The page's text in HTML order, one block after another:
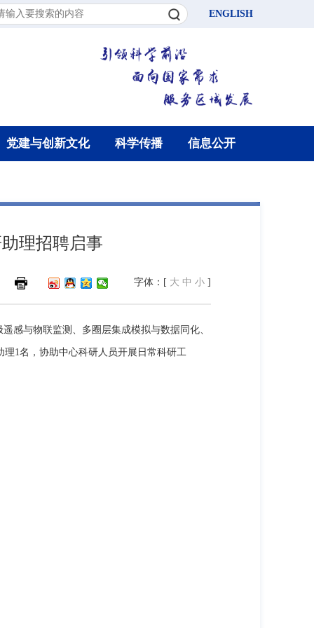
ENGLISH
党建与创新文化 科学传播 信息公开
理招聘启事
字体：[ 大 中 小 ]
与物联监测、多圈层集成模拟与数据同化、
1名，协助中心科研人员开展日常科研工